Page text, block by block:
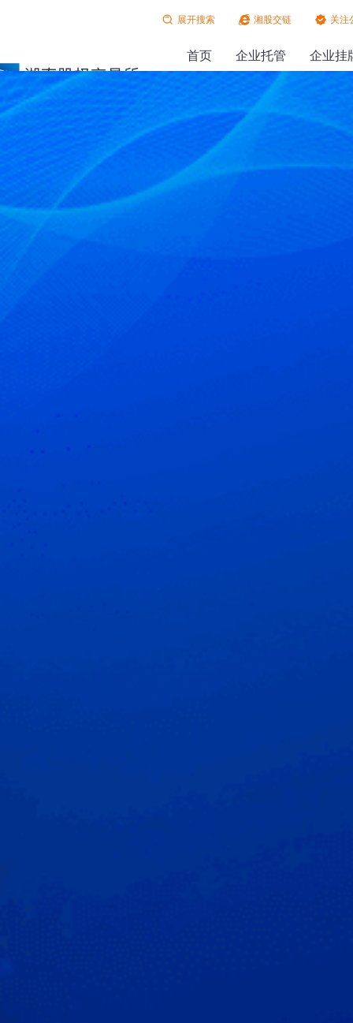
展开搜索 湘股交链 关注
首页 企业托管 企业挂